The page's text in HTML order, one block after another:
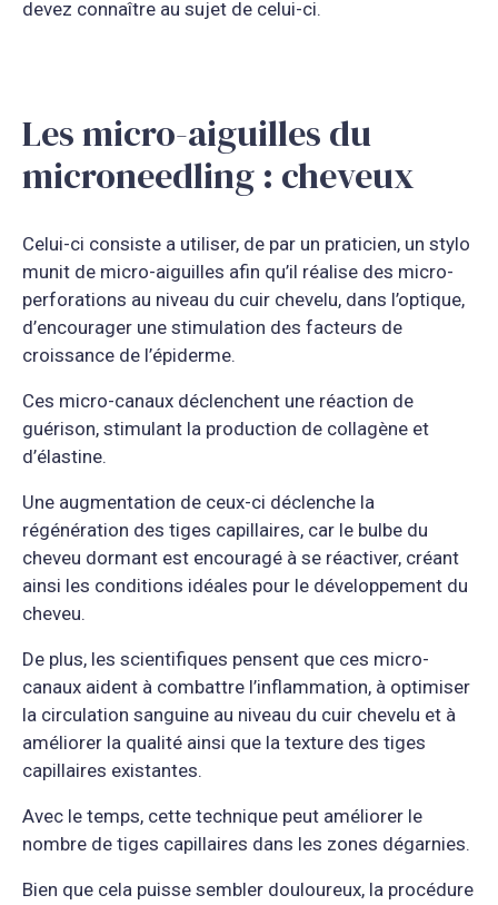
devez connaître au sujet de celui-ci.
Les micro-aiguilles du
microneedling : cheveux
Celui-ci consiste a utiliser, de par un praticien, un stylo
munit de micro-aiguilles afin qu’il réalise des micro-
perforations au niveau du cuir chevelu, dans l’optique,
d’encourager une stimulation des facteurs de
croissance de l’épiderme.
Ces micro-canaux déclenchent une réaction de
guérison, stimulant la production de collagène et
d’élastine.
Une augmentation de ceux-ci déclenche la
régénération des tiges capillaires, car le bulbe du
cheveu dormant est encouragé à se réactiver, créant
ainsi les conditions idéales pour le développement du
cheveu.
De plus, les scientifiques pensent que ces micro-
canaux aident à combattre l’inflammation, à optimiser
la circulation sanguine au niveau du cuir chevelu et à
améliorer la qualité ainsi que la texture des tiges
capillaires existantes.
Avec le temps, cette technique peut améliorer le
nombre de tiges capillaires dans les zones dégarnies.
Bien que cela puisse sembler douloureux, la procédure